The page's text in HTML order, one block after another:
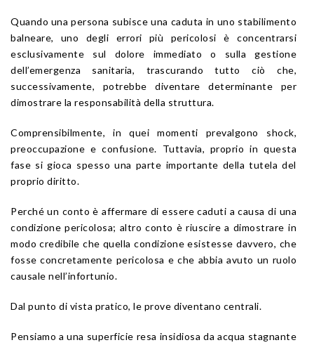
Quando una persona subisce una caduta in uno stabilimento
balneare, uno degli errori più pericolosi è concentrarsi
esclusivamente sul dolore immediato o sulla gestione
dell’emergenza sanitaria, trascurando tutto ciò che,
successivamente, potrebbe diventare determinante per
dimostrare la responsabilità della struttura.
Comprensibilmente, in quei momenti prevalgono shock,
preoccupazione e confusione. Tuttavia, proprio in questa
fase si gioca spesso una parte importante della tutela del
proprio diritto.
Perché un conto è affermare di essere caduti a causa di una
condizione pericolosa; altro conto è riuscire a dimostrare in
modo credibile che quella condizione esistesse davvero, che
fosse concretamente pericolosa e che abbia avuto un ruolo
causale nell’infortunio.
Dal punto di vista pratico, le prove diventano centrali.
Pensiamo a una superficie resa insidiosa da acqua stagnante